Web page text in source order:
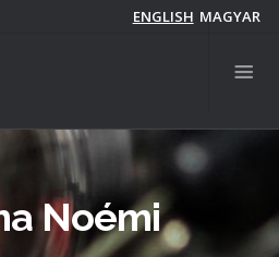
ENGLISH MAGYAR
Noémi